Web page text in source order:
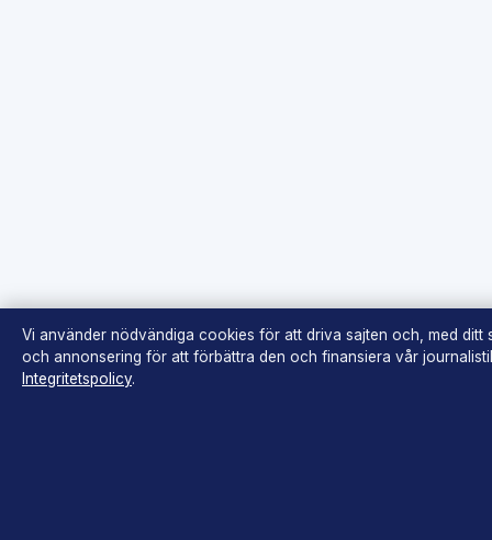
Vi använder nödvändiga cookies för att driva sajten och, med
och annonsering för att förbättra den och finansiera vår
Integritetspolicy.